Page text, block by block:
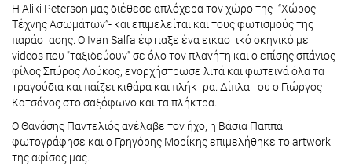
Η Aliki Peterson μας διέθεσε απλόχερα τον χώρο της -“Χώρος
Τέχνης Ασωμάτων”- και επιμελείται και τους φωτισμούς της
παράστασης. Ο Ivan Salfa έφτιαξε ένα εικαστικό σκηνικό με
videos που "ταξιδεύουν" σε όλο τον πλανήτη και ο επίσης σπάνιος
φίλος Σπύρος Λούκος, ενορχήστρωσε λιτά και φωτεινά όλα τα
τραγούδια και παίζει κιθάρα και πλήκτρα. Δίπλα του ο Γιώργος
Κατσάνος στο σαξόφωνο και τα πλήκτρα.
Ο Θανάσης Παντελιός ανέλαβε τον ήχο, η Βάσια Παππά
φωτογράφησε και ο Γρηγόρης Μορίκης επιμελήθηκε το artwork
της αφίσας μας.